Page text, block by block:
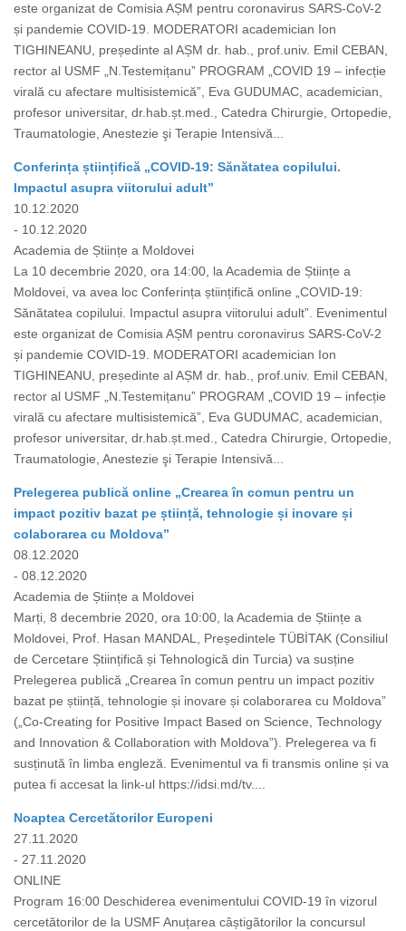
este organizat de Comisia AȘM pentru coronavirus SARS-CoV-2
și pandemie COVID-19. MODERATORI academician Ion
TIGHINEANU, președinte al AȘM dr. hab., prof.univ. Emil CEBAN,
rector al USMF „N.Testemițanuˮ PROGRAM „COVID 19 – infecție
virală cu afectare multisistemică”, Eva GUDUMAC, academician,
profesor universitar, dr.hab.șt.med., Catedra Chirurgie, Ortopedie,
Traumatologie, Anestezie şi Terapie Intensivă...
Conferința științifică „COVID-19: Sănătatea copilului.
Impactul asupra viitorului adult”
10.12.2020
- 10.12.2020
Academia de Științe a Moldovei
La 10 decembrie 2020, ora 14:00, la Academia de Științe a
Moldovei, va avea loc Conferința științifică online „COVID-19:
Sănătatea copilului. Impactul asupra viitorului adult”. Evenimentul
este organizat de Comisia AȘM pentru coronavirus SARS-CoV-2
și pandemie COVID-19. MODERATORI academician Ion
TIGHINEANU, președinte al AȘM dr. hab., prof.univ. Emil CEBAN,
rector al USMF „N.Testemițanuˮ PROGRAM „COVID 19 – infecție
virală cu afectare multisistemică”, Eva GUDUMAC, academician,
profesor universitar, dr.hab.șt.med., Catedra Chirurgie, Ortopedie,
Traumatologie, Anestezie şi Terapie Intensivă...
Prelegerea publică online „Crearea în comun pentru un
impact pozitiv bazat pe știință, tehnologie și inovare și
colaborarea cu Moldova”
08.12.2020
- 08.12.2020
Academia de Științe a Moldovei
Marți, 8 decembrie 2020, ora 10:00, la Academia de Științe a
Moldovei, Prof. Hasan MANDAL, Președintele TÜBİTAK (Consiliul
de Cercetare Științifică și Tehnologică din Turcia) va susține
Prelegerea publică „Crearea în comun pentru un impact pozitiv
bazat pe știință, tehnologie și inovare și colaborarea cu Moldova”
(„Co-Creating for Positive Impact Based on Science, Technology
and Innovation & Collaboration with Moldova”). Prelegerea va fi
susținută în limba engleză. Evenimentul va fi transmis online și va
putea fi accesat la link-ul https://idsi.md/tv....
Noaptea Cercetătorilor Europeni
27.11.2020
- 27.11.2020
ONLINE
Program 16:00 Deschiderea evenimentului COVID-19 în vizorul
cercetătorilor de la USMF Anuțarea câștigătorilor la concursul